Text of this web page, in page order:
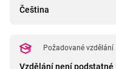
Čeština
Požadované vzdělání
Vzdělání není podstatné